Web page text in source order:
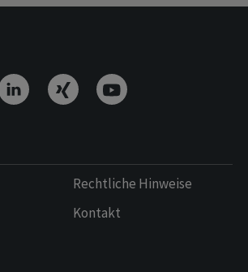
Rechtliche Hinweise
Kontakt